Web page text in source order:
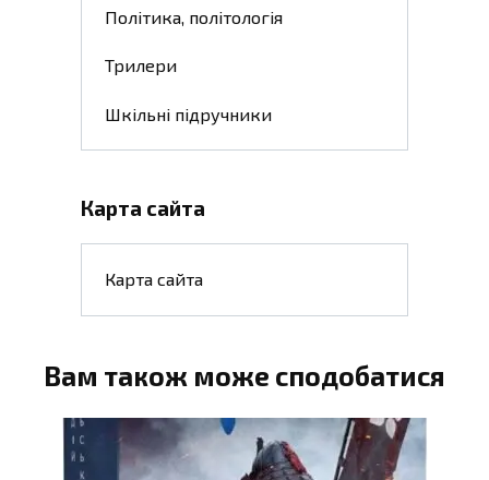
Політика, політологія
Трилери
Шкільні підручники
Карта сайта
Карта сайта
Вам також може сподобатися